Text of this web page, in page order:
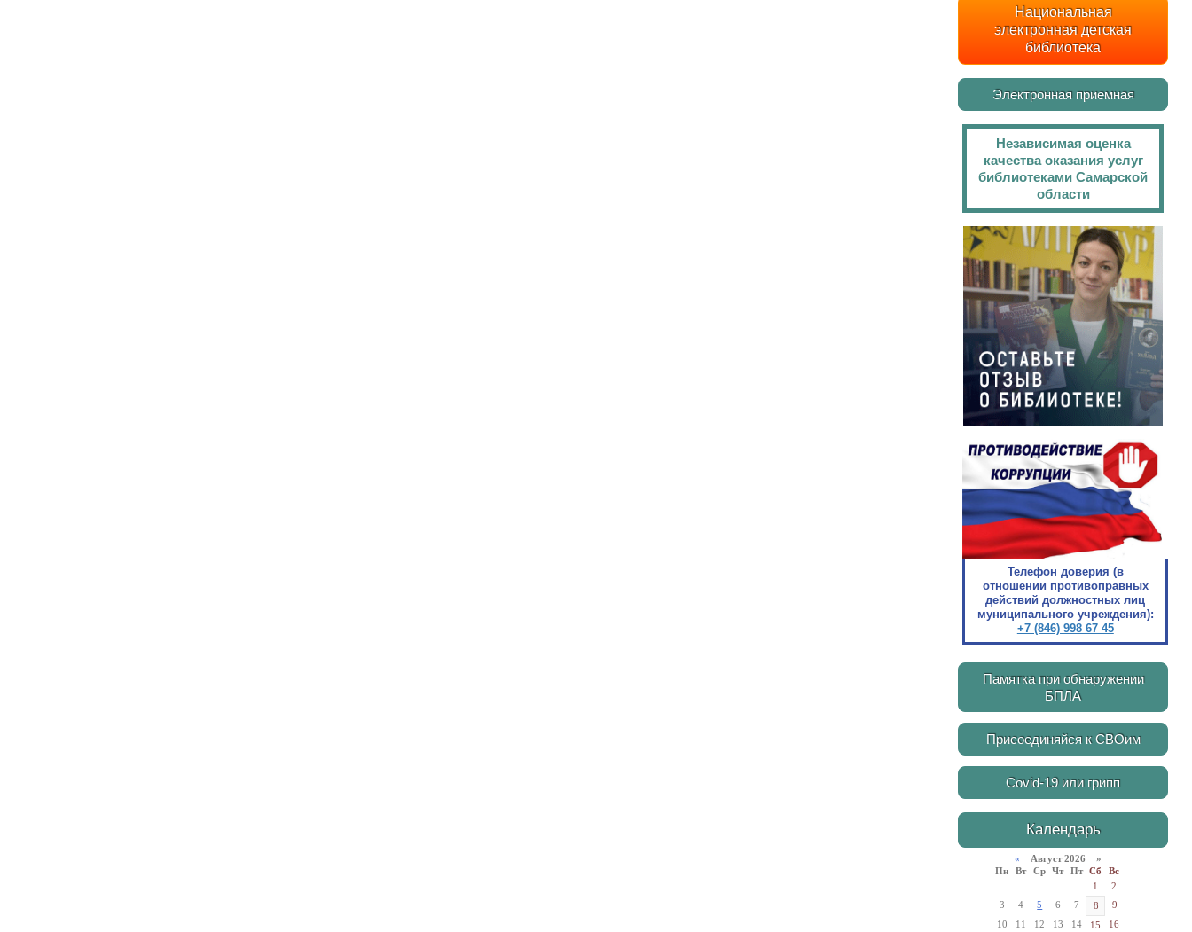
Национальная
электронная детская
библиотека
Электронная приемная
Независимая оценка
качества оказания услуг
библиотеками Самарской
области
Телефон доверия (в
отношении противоправных
действий должностных лиц
муниципального учреждения):
+7 (846) 998 67 45
Памятка при обнаружении
БПЛА
Присоединяйся к СВОим
Covid-19 или грипп
Календарь
« Август 2026 »
Пн
Вт Ср Чт Пт Сб
Вс
1
2
3
4 5 6 7 8
9
10
11 12 13 14 15 16